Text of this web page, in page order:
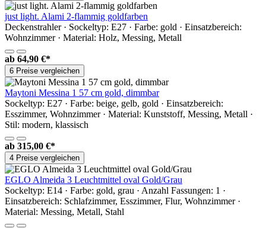
just light. Alami 2-flammig goldfarben
Deckenstrahler · Sockeltyp: E27 · Farbe: gold · Einsatzbereich:
Wohnzimmer · Material: Holz, Messing, Metall
ab 64,90 €*
6 Preise vergleichen
Maytoni Messina 1 57 cm gold, dimmbar
Sockeltyp: E27 · Farbe: beige, gelb, gold · Einsatzbereich:
Esszimmer, Wohnzimmer · Material: Kunststoff, Messing, Metall ·
Stil: modern, klassisch
ab 315,00 €*
4 Preise vergleichen
EGLO Almeida 3 Leuchtmittel oval Gold/Grau
Sockeltyp: E14 · Farbe: gold, grau · Anzahl Fassungen: 1 ·
Einsatzbereich: Schlafzimmer, Esszimmer, Flur, Wohnzimmer ·
Material: Messing, Metall, Stahl